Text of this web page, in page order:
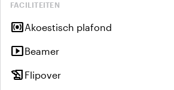
FACILITEITEN
surround_soundAkoestisch plafond
smart_displayBeamer
history_edu Flipover